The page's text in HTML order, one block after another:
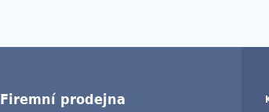
Firemní prodejna